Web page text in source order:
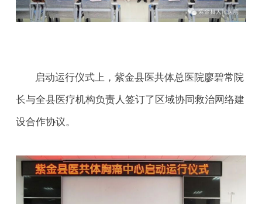
启动运行仪式上，紫金县医共体总医院廖碧常院
长与全县医疗机构负责人签订了区域协同救治网络建
设合作协议。